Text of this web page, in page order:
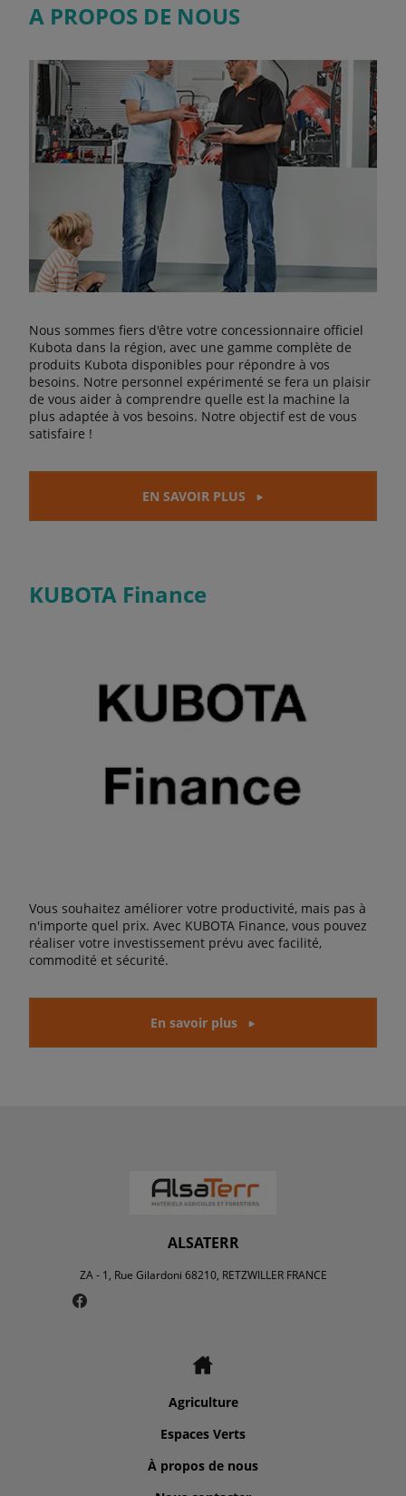
A PROPOS DE NOUS
Nous sommes fiers d'être votre concessionnaire officiel
Kubota dans la région, avec une gamme complète de
produits Kubota disponibles pour répondre à vos
besoins. Notre personnel expérimenté se fera un plaisir
de vous aider à comprendre quelle est la machine la
plus adaptée à vos besoins. Notre objectif est de vous
satisfaire !
EN SAVOIR PLUS
KUBOTA Finance
Vous souhaitez améliorer votre productivité, mais pas à
n'importe quel prix. Avec KUBOTA Finance, vous pouvez
réaliser votre investissement prévu avec facilité,
commodité et sécurité.
En savoir plus
ALSATERR
ZA - 1, Rue Gilardoni 68210, RETZWILLER FRANCE
Agriculture
Espaces Verts
À propos de nous